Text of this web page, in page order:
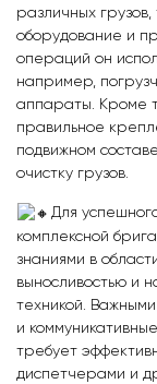
различных
оборудование и
операций он
например,
аппараты. Кроме
правильное
подвижном
очистку грузов.
Для
комплексной
знаниями в
выносливостью и
техникой.
и
требует
диспетчерами и